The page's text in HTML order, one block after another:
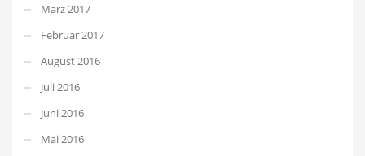
März 2017
Februar 2017
August 2016
Juli 2016
Juni 2016
Mai 2016